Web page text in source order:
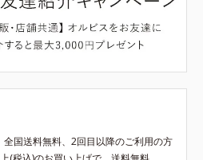
全国送料無料、2回目以降のご利用の方